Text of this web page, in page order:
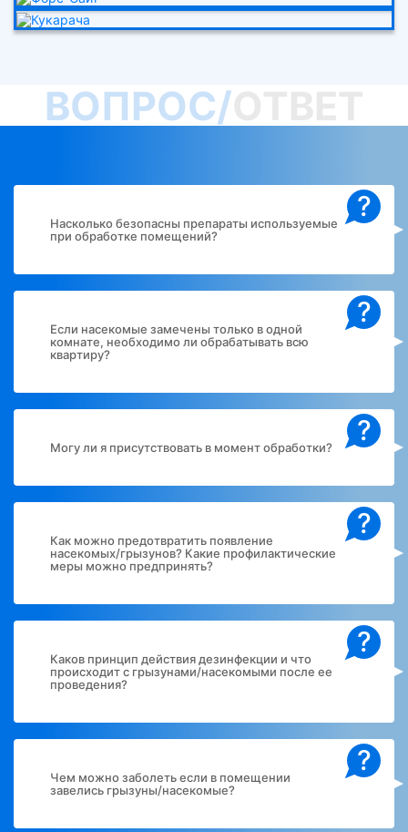
ВОПРОС/
?
Насколько безопасны препараты используемые
при обработке помещений?
?
Если насекомые замечены только в одной
комнате, необходимо ли обрабатывать всю
квартиру?
?
Могу ли я присутствовать в момент обработки?
?
Как можно предотвратить появление
насекомых/грызунов? Какие профилактические
меры можно предпринять?
?
Каков принцип действия дезинфекции и что
происходит с грызунами/насекомыми после ее
проведения?
?
Чем можно заболеть если в помещении
завелись грызуны/насекомые?